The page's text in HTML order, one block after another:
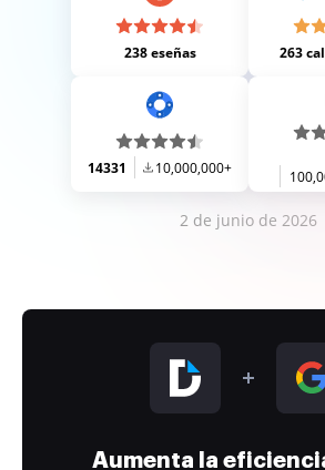
238 eseñas 263
14331 10,000,000+
2 de junio de 2026
Aumenta la